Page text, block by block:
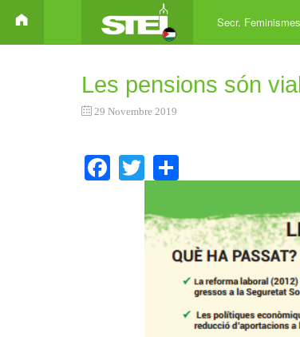
Secr. Feminismes
Les pensions són
29 Novembre 2019
Facebook
Twitter